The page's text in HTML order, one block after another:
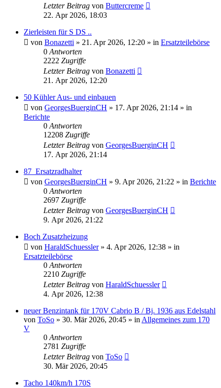
Letzter Beitrag von Buttercreme
22. Apr 2026, 18:03
Zierleisten für S DS ..
von Bonazetti » 21. Apr 2026, 12:20 » in Ersatzteilebörse
0 Antworten
2222 Zugriffe
Letzter Beitrag von Bonazetti
21. Apr 2026, 12:20
50 Kühler Aus- und einbauen
von GeorgesBuerginCH » 17. Apr 2026, 21:14 » in
Berichte
0 Antworten
12208 Zugriffe
Letzter Beitrag von GeorgesBuerginCH
17. Apr 2026, 21:14
87_Ersatzradhalter
von GeorgesBuerginCH » 9. Apr 2026, 21:22 » in Berichte
0 Antworten
2697 Zugriffe
Letzter Beitrag von GeorgesBuerginCH
9. Apr 2026, 21:22
Boch Zusatzheizung
von HaraldSchuessler» 4. Apr 2026, 12:38 » in
Ersatzteilebörse
0 Antworten
2210 Zugriffe
Letzter Beitrag von HaraldSchuessler
4. Apr 2026, 12:38
neuer Benzintank für 170V Cabrio B / Bj. 1936 aus Edelstahl
von ToSo » 30. Mär 2026, 20:45 » in Allgemeines zum 170
V
0 Antworten
2781 Zugriffe
Letzter Beitrag von ToSo
30. Mär 2026, 20:45
Tacho 140km/h 170S